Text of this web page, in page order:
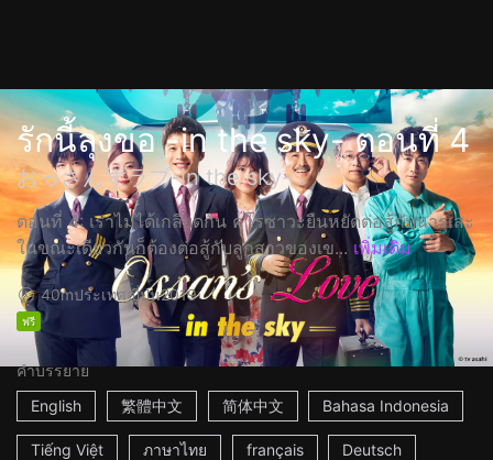
รักนี้ลุงขอ -in the sky- ตอนที่ 4
おっさんずラブ-in the sky-
ตอนที่ 4: เราไม่ได้เกลียดกัน คุโรซาวะยืนหยัดต่อสู้กับนารุเสะ
ในขณะเดียวกันก็ต้องต่อสู้กับลูกสาวของเข... เพิ่มเติม
40mประเทศญี่ปุ่น2019
ฟรี
คำบรรยาย
English
繁體中文 简体中文 Bahasa Indonesia
Tiếng Việt ภาษาไทย français Deutsch